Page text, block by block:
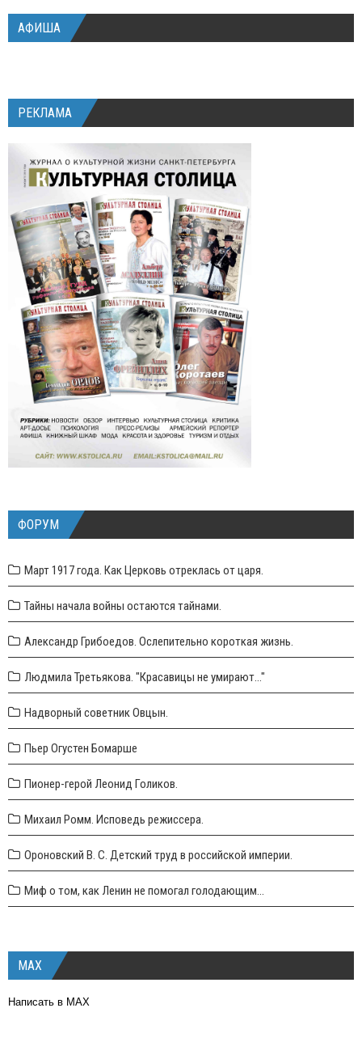
АФИША
РЕКЛАМА
ФОРУМ
Март 1917 года. Как Церковь отреклась от царя.
Тайны начала войны остаются тайнами.
Александр Грибоедов. Ослепительно короткая жизнь.
Людмила Третьякова. "Красавицы не умирают..."
Надворный советник Овцын.
Пьер Огустен Бомарше
Пионер-герой Леонид Голиков.
Михаил Ромм. Исповедь режиссера.
Ороновский В. С. Детский труд в российской империи.
Миф о том, как Ленин не помогал голодающим...
MAX
Написать в MAX